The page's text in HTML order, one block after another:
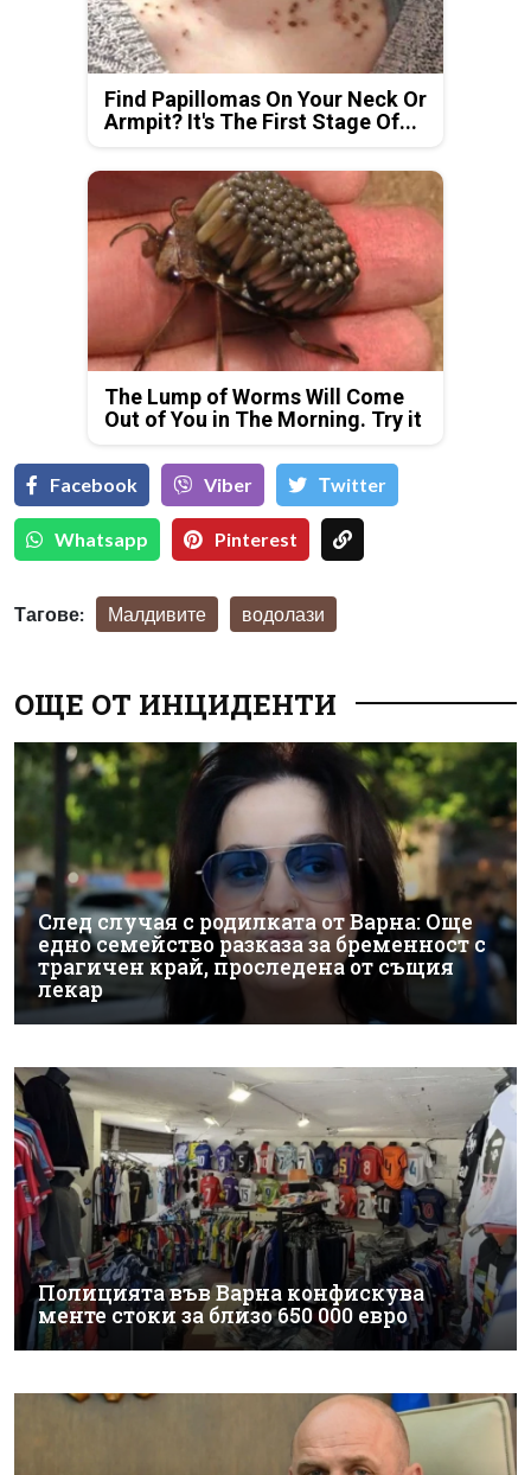
Find Papillomas On Your Neck Or
Armpit? It's The First Stage Of...
The Lump of Worms Will Come
Out of You in The Morning. Try it
Facebook Viber Тwitter
Whatsapp Pinterest
Тагове: Малдивите водолази
ОЩЕ ОТ ИНЦИДЕНТИ
След случая с родилката от Варна: Още
едно семейство разказа за бременност с
трагичен край, проследена от същия
лекар
Полицията във Варна конфискува
менте стоки за близо 650 000 евро